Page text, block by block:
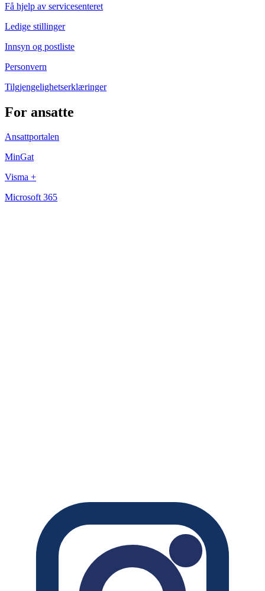
Få hjelp av servicesenteret
Ledige stillinger
Innsyn og postliste
Personvern
Tilgjengelighetserklæringer
For ansatte
Ansattportalen
MinGat
Visma +
Microsoft 365